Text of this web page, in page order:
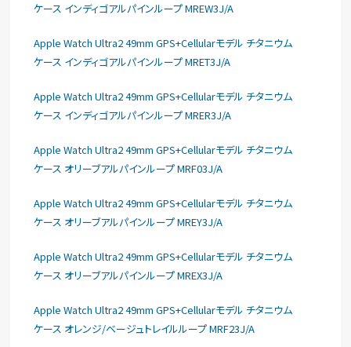
ケース インディゴアルパインループ MREW3J/A
Apple Watch Ultra2 49mm GPS+Cellularモデル チタニウム
ケース インディゴアルパインループ MRET3J/A
Apple Watch Ultra2 49mm GPS+Cellularモデル チタニウム
ケース インディゴアルパインループ MRER3J/A
Apple Watch Ultra2 49mm GPS+Cellularモデル チタニウム
ケース オリーブアルパインループ MRF03J/A
Apple Watch Ultra2 49mm GPS+Cellularモデル チタニウム
ケース オリーブアルパインループ MREY3J/A
Apple Watch Ultra2 49mm GPS+Cellularモデル チタニウム
ケース オリーブアルパインループ MREX3J/A
Apple Watch Ultra2 49mm GPS+Cellularモデル チタニウム
ケース オレンジ/ベージュトレイルループ MRF23J/A